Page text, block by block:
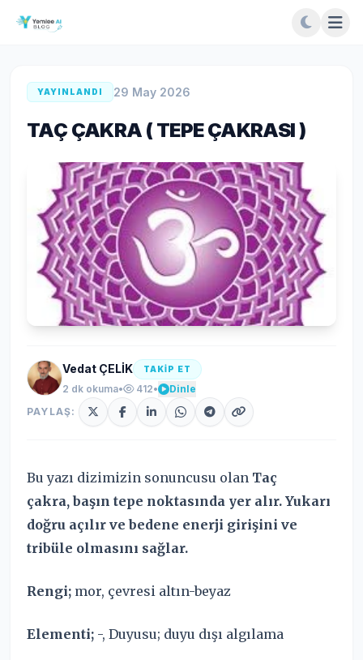
YAYINLANDI 29 May 2026
TAÇ ÇAKRA ( TEPE ÇAKRASI )
Vedat ÇELİK TAKİP ET
2 dk okuma• 412•
Dinle
PAYLAŞ:
Bu yazı dizimizin sonuncusu olan Taç
çakra, başın tepe noktasında yer alır. Yukarı
doğru açılır ve bedene enerji girişini ve
tribüle olmasını sağlar.
Rengi; mor, çevresi altın-beyaz
Elementi; -, Duyusu; duyu dışı algılama